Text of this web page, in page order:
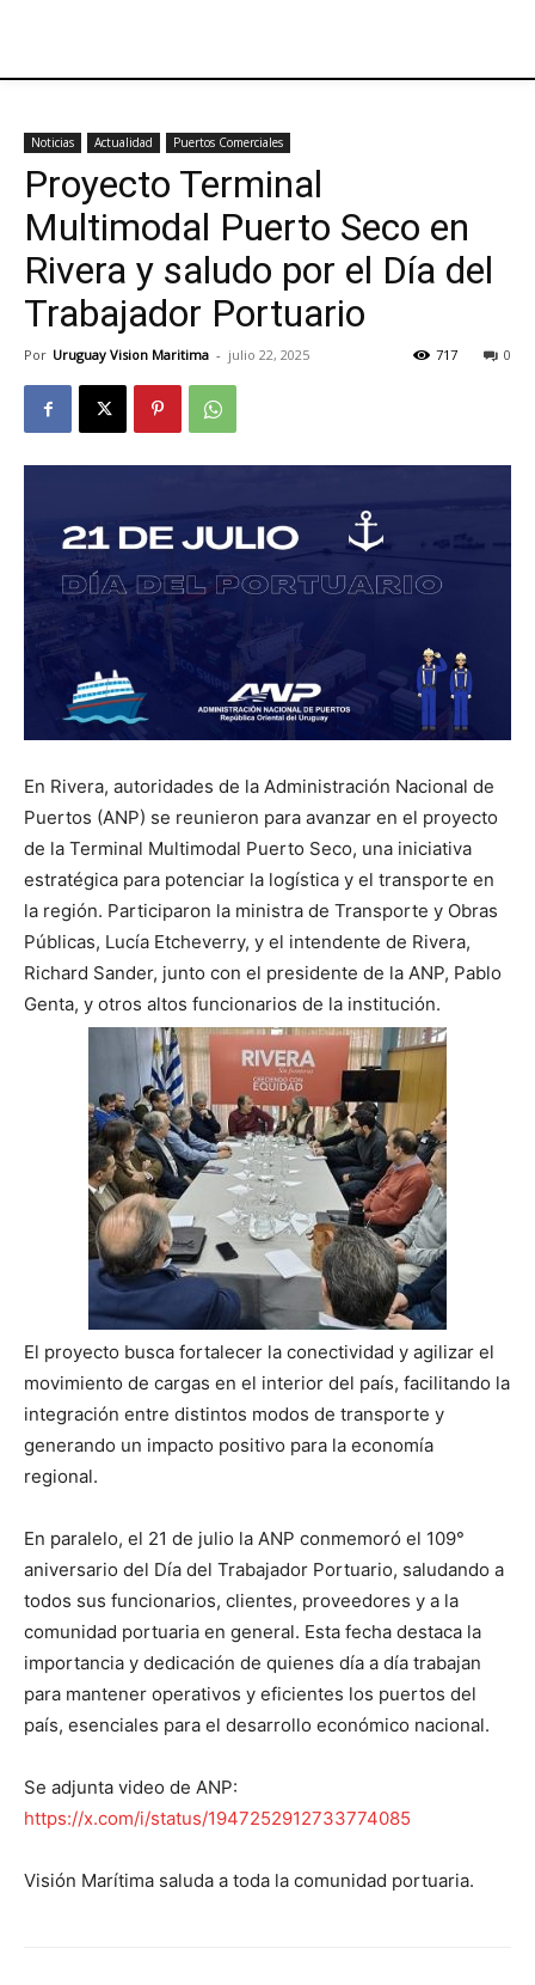
Noticias Actualidad Puertos Comerciales
Proyecto Terminal
Multimodal Puerto Seco en
Rivera y saludo por el Día del
Trabajador Portuario
Por Uruguay Vision Maritima - julio 22, 2025 0
717
En Rivera, autoridades de la Administración Nacional de
Puertos (ANP) se reunieron para avanzar en el proyecto
de la Terminal Multimodal Puerto Seco, una iniciativa
estratégica para potenciar la logística y el transporte en
la región. Participaron la ministra de Transporte y Obras
Públicas, Lucía Etcheverry, y el intendente de Rivera,
Richard Sander, junto con el presidente de la ANP, Pablo
Genta, y otros altos funcionarios de la institución.
El proyecto busca fortalecer la conectividad y agilizar el
movimiento de cargas en el interior del país, facilitando la
integración entre distintos modos de transporte y
generando un impacto positivo para la economía
regional.
En paralelo, el 21 de julio la ANP conmemoró el 109°
aniversario del Día del Trabajador Portuario, saludando a
todos sus funcionarios, clientes, proveedores y a la
comunidad portuaria en general. Esta fecha destaca la
importancia y dedicación de quienes día a día trabajan
para mantener operativos y eficientes los puertos del
país, esenciales para el desarrollo económico nacional.
Se adjunta video de ANP:
https://x.com/i/status/1947252912733774085
Visión Marítima saluda a toda la comunidad portuaria.